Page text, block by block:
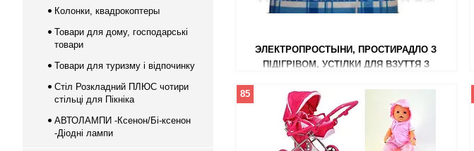
ЭЛЕКТРОПРОСТЫНИ, ПРОСТИРАДЛО З
ПІДІГРІВОМ, УСТІЛКИ ДЛЯ ВЗУТТЯ З
85
Колонки, квадрокоптеры
Товари для дому, господарські
товари
Товари для туризму і відпочинку
Стіл Розкладний ПЛЮС чотири
стільці для Пікніка
АВТОЛАМПИ -Ксенон/Бі-ксенон
-Діодні лампи